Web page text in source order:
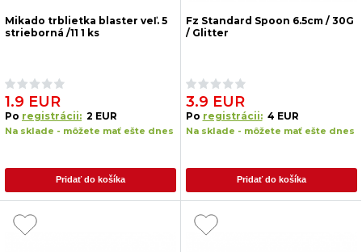
Mikado trblietka blaster veľ. 5
strieborná /11 1 ks
1.9 EUR
Po registrácii: 2 EUR
Na sklade - môžete mať ešte dnes
Pridať do košíka
Fz Standard Spoon 6.5cm / 30G
/ Glitter
3.9 EUR
Po registrácii: 4 EUR
Na sklade - môžete mať ešte dnes
Pridať do košíka